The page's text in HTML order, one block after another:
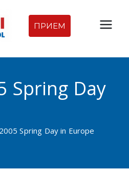
Междуна
родна
гимназия
и |
Междуна
ПРИЕМ
Spring Day
Spring Day in Europe